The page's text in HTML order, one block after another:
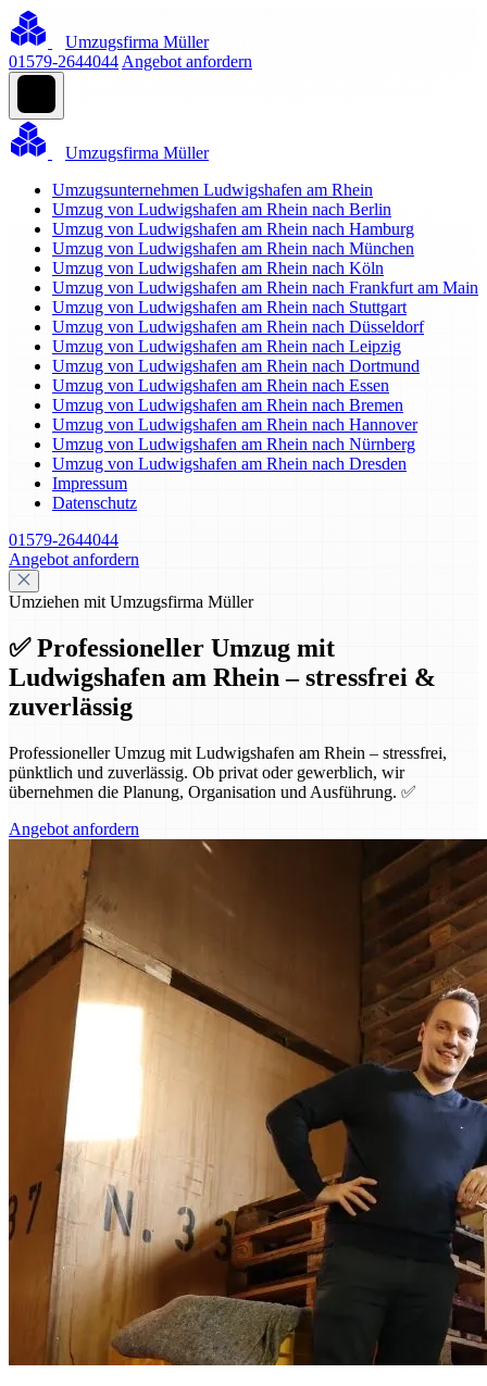
Umzugsfirma Müller
01579-2644044 Angebot anfordern
Umzugsfirma Müller
Umzugsunternehmen Ludwigshafen am Rhein
Umzug von Ludwigshafen am Rhein nach Berlin
Umzug von Ludwigshafen am Rhein nach Hamburg
Umzug von Ludwigshafen am Rhein nach München
Umzug von Ludwigshafen am Rhein nach Köln
Umzug von Ludwigshafen am Rhein nach Frankfurt am Main
Umzug von Ludwigshafen am Rhein nach Stuttgart
Umzug von Ludwigshafen am Rhein nach Düsseldorf
Umzug von Ludwigshafen am Rhein nach Leipzig
Umzug von Ludwigshafen am Rhein nach Dortmund
Umzug von Ludwigshafen am Rhein nach Essen
Umzug von Ludwigshafen am Rhein nach Bremen
Umzug von Ludwigshafen am Rhein nach Hannover
Umzug von Ludwigshafen am Rhein nach Nürnberg
Umzug von Ludwigshafen am Rhein nach Dresden
Impressum
Datenschutz
01579-2644044
Angebot anfordern
Umziehen mit Umzugsfirma Müller
✅ Professioneller Umzug mit
Ludwigshafen am Rhein – stressfrei &
zuverlässig
Professioneller Umzug mit Ludwigshafen am Rhein – stressfrei,
pünktlich und zuverlässig. Ob privat oder gewerblich, wir
übernehmen die Planung, Organisation und Ausführung. ✅
Angebot anfordern